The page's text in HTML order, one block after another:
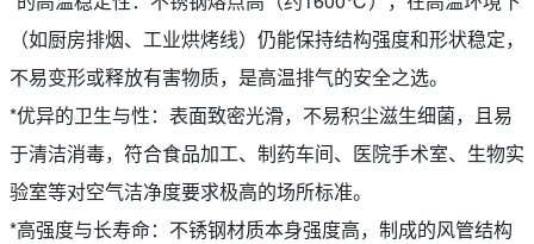
（如厨房排烟、工业烘烤线）仍能保持结构强度和形状稳定，
不易变形或释放有害物质，是高温排气的安全之选。
*优异的卫生与性：表面致密光滑，不易积尘滋生细菌，且易
于清洁消毒，符合食品加工、制药车间、医院手术室、生物实
验室等对空气洁净度要求极高的场所标准。
*高强度与长寿命：不锈钢材质本身强度高，制成的风管结构